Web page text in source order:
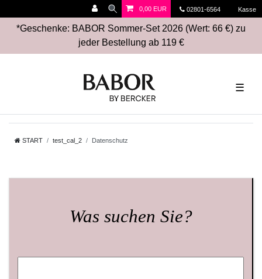
02801-6564 Kasse
0,00 EUR
*Geschenke: BABOR Sommer-Set 2026 (Wert: 66 €) zu
jeder Bestellung ab 119 €
☰
START test_cal_2 Datenschutz
Was suchen Sie?